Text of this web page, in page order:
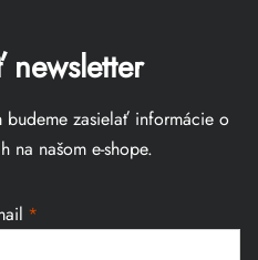
zasielať informácie o
na našom e-shope.